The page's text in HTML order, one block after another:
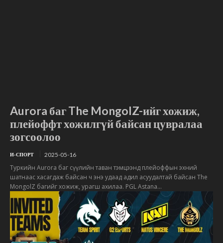
Aurora баг The MongolZ-ийг хожиж,
плейоффт хожилгүй байсан цувралаа
зогсоолоо
И-СПОРТ 2025-05-16
Туркийн Aurora баг сүүлийн таван тэмцээнд плейоффын эхний
шатнаас хасагдаж байсан ч энэ удаад адил асуудалтай байсан The
MongolZ багийг хожиж, урагш ахилаа. PGL Astana...